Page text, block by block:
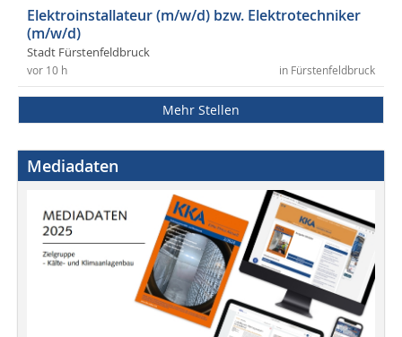
Elektroinstallateur (m/w/d) bzw. Elektrotechniker
(m/w/d)
Stadt Fürstenfeldbruck
in Fürstenfeldbruck
vor 10 h
Mehr Stellen
Mediadaten